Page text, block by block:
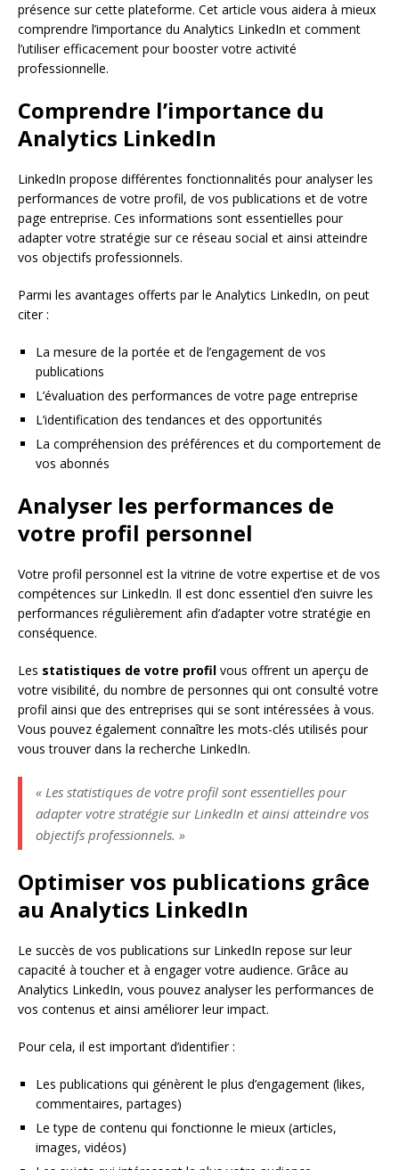
présence sur cette plateforme. Cet article vous aidera à mieux
comprendre l’importance du Analytics LinkedIn et comment
l’utiliser efficacement pour booster votre activité
professionnelle.
Comprendre l’importance du
Analytics LinkedIn
LinkedIn propose différentes fonctionnalités pour analyser les
performances de votre profil, de vos publications et de votre
page entreprise. Ces informations sont essentielles pour
adapter votre stratégie sur ce réseau social et ainsi atteindre
vos objectifs professionnels.
Parmi les avantages offerts par le Analytics LinkedIn, on peut
citer :
La mesure de la portée et de l’engagement de vos
publications
L’évaluation des performances de votre page entreprise
L’identification des tendances et des opportunités
La compréhension des préférences et du comportement de
vos abonnés
Analyser les performances de
votre profil personnel
Votre profil personnel est la vitrine de votre expertise et de vos
compétences sur LinkedIn. Il est donc essentiel d’en suivre les
performances régulièrement afin d’adapter votre stratégie en
conséquence.
Les statistiques de votre profil vous offrent un aperçu de
votre visibilité, du nombre de personnes qui ont consulté votre
profil ainsi que des entreprises qui se sont intéressées à vous.
Vous pouvez également connaître les mots-clés utilisés pour
vous trouver dans la recherche LinkedIn.
« Les statistiques de votre profil sont essentielles pour
adapter votre stratégie sur LinkedIn et ainsi atteindre vos
objectifs professionnels. »
Optimiser vos publications grâce
au Analytics LinkedIn
Le succès de vos publications sur LinkedIn repose sur leur
capacité à toucher et à engager votre audience. Grâce au
Analytics LinkedIn, vous pouvez analyser les performances de
vos contenus et ainsi améliorer leur impact.
Pour cela, il est important d’identifier :
Les publications qui génèrent le plus d’engagement (likes,
commentaires, partages)
Le type de contenu qui fonctionne le mieux (articles,
images, vidéos)